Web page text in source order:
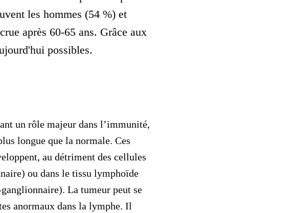
les hommes (54 %) et
après 60-65 ans. Grâce aux
possibles.
un rôle majeur dans l’immunité,
longue que la normale. Ces
au détriment des cellules
) ou dans le tissu lymphoïde
). La tumeur peut se
anormaux dans la lymphe. Il